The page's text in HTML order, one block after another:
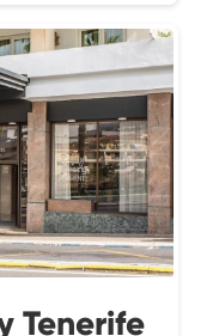
Tenerife